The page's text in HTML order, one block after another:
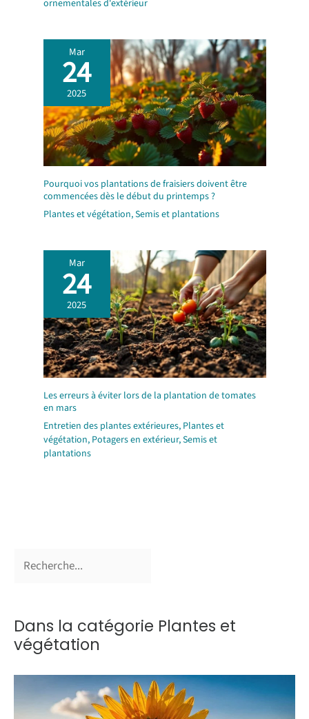
ornementales d'extérieur
Mar
24
2025
Pourquoi vos plantations de fraisiers doivent être
commencées dès le début du printemps ?
Plantes et végétation,Semis et plantations
Mar
24
2025
Les erreurs à éviter lors de la plantation de tomates
en mars
Entretien des plantes extérieures, Plantes et
végétation, Potagers en extérieur,Semis et
plantations
Dans la catégorie Plantes et
végétation